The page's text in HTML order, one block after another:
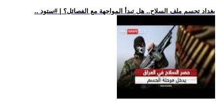
.. بغداد تحسم ملف السلاح.. هل تبدأ المواجهة مع الفصائل؟ | #ستود